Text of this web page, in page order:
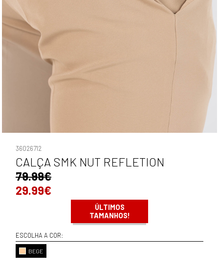
36026712
CALÇA SMK NUT REFLETION
79.99€
29.99€
ÚLTIMOS
TAMANHOS!
ESCOLHA A COR:
BEGE